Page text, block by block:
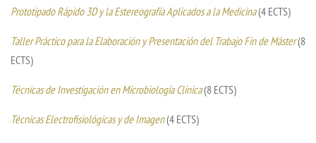
Prototipado Rápido 3D y la Estereografía Aplicados a la Medicina(4 ECTS)
Taller Práctico para la Elaboración y Presentación del Trabajo Fin de Máster(8
ECTS)
Técnicas de Investigación en Microbiología Clínica(8 ECTS)
Técnicas Electrofisiológicas y de Imagen(4 ECTS)